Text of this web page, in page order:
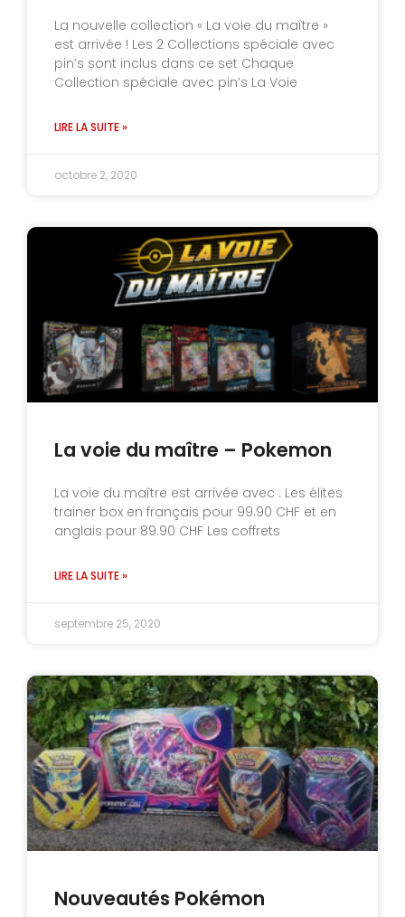
La nouvelle collection « La voie du maître »
est arrivée ! Les 2 Collections spéciale avec
pin’s sont inclus dans ce set Chaque
Collection spéciale avec pin’s La Voie
LIRE LA SUITE »
octobre 2, 2020
La voie du maître – Pokemon
La voie du maître est arrivée avec : Les élites
trainer box en français pour 99.90 CHF et en
anglais pour 89.90 CHF Les coffrets
LIRE LA SUITE »
septembre 25, 2020
Nouveautés Pokémon